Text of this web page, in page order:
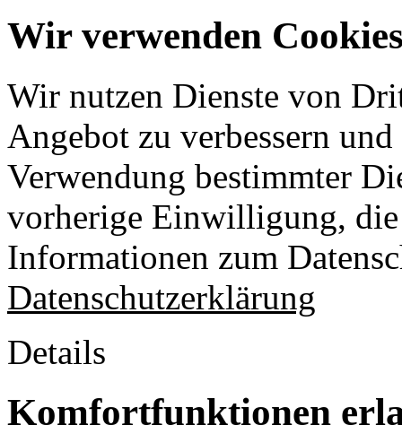
Wir verwenden
Wir nutzen Dienste von
Angebot zu verbessern
Verwendung bestimmter
vorherige Einwilligung,
Informationen zum
Datenschutzerklärung
Details
Komfortfunktionen